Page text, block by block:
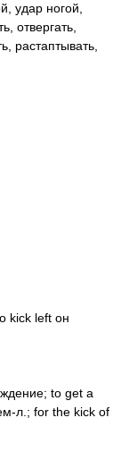
удар ногой,
отвергать,
растаптывать,
kick left он
to get a
л.; for the kick of